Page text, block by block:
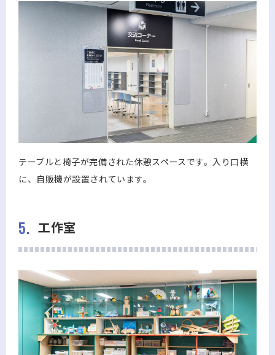
テーブルと椅子が完備された休憩スペースです。入り口横
に、自販機が設置されています。
5. 工作室